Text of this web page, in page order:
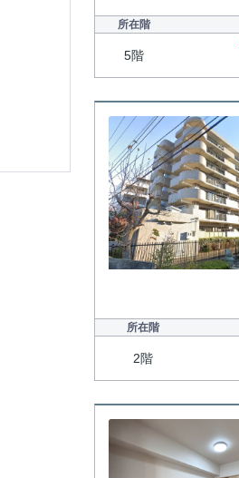
所在階
5階
所在階
2階